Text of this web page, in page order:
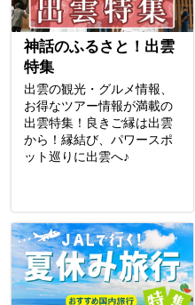
神話のふるさと！出雲
特集
出雲の観光・グルメ情報、
お得なツアー情報が満載の
出雲特集！良きご縁は出雲
から！縁結び、パワースポ
ット巡りに出雲へ♪